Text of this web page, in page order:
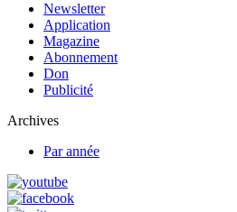
Newsletter
Application
Magazine
Abonnement
Don
Publicité
Archives
Par année